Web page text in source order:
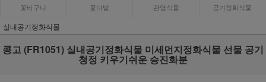
꽃바구니 꽃다발 관엽식물 공기정화식물
실내공기정화식물
콩고 (FR1051) 실내공기정화식물 미세먼지정화식물 선물 공기
청정 키우기쉬운 승진화분